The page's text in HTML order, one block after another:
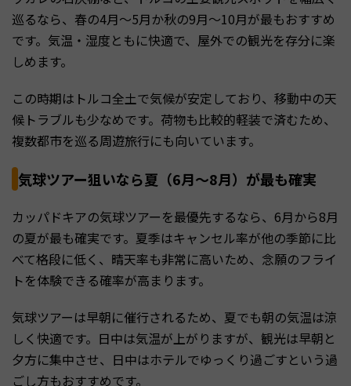
巡るなら、春の4月〜5月か秋の9月〜10月が最もおすすめ
です。気温・湿度ともに快適で、屋外での観光を存分に楽
しめます。
この時期はトルコ全土で気候が安定しており、移動中の天
候トラブルも少なめです。荷物も比較的軽装で済むため、
複数都市を巡る周遊旅行にも向いています。
気球ツアー狙いなら夏（6月〜8月）が最も確実
カッパドキアの気球ツアーを最優先するなら、6月から8月
の夏が最も確実です。夏季はキャンセル率が他の季節に比
べて格段に低く、晴天率も非常に高いため、念願のフライ
トを体験できる確率が高まります。
気球ツアーは早朝に催行されるため、夏でも朝の気温は涼
しく快適です。日中は気温が上がりますが、観光は早朝と
夕方に集中させ、日中はホテルでゆっくり過ごすという過
ごし方もおすすめです。